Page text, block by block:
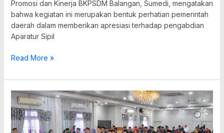
Promosi dan Kinerja BKPSDM Balangan, Sumedi, mengatakan
bahwa kegiatan ini merupakan bentuk perhatian pemerintah
daerah dalam memberikan apresiasi terhadap pengabdian
Aparatur Sipil
Read More »
26
Pejabat
Dilantik,
Pemkab